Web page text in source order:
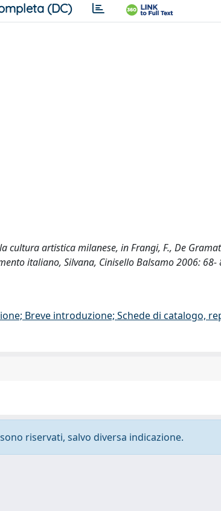
(DC)
artistica milanese, in Frangi, F., De
italiano, Silvana, Cinisello Balsamo 2006: 68-
Breve introduzione; Schede di catalogo,
riservati, salvo diversa indicazione.